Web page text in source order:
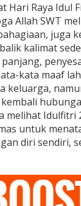
Hari Raya Idul
Allah SWT
juga
kalimat
kata maaf
keluarga,
melihat Idulfitri
untuk
diri sendiri,